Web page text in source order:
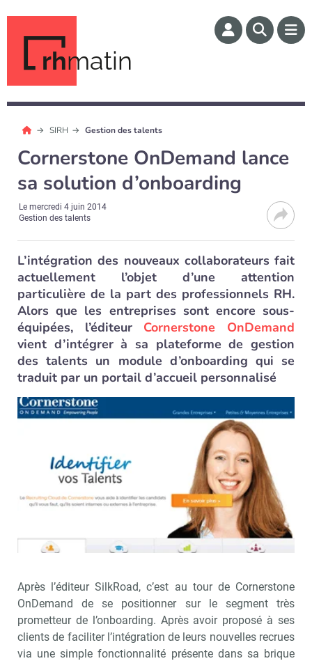
rhmatin
SIRH Gestion des talents
Cornerstone OnDemand lance
sa solution d’onboarding
Lemercredi 4 juin 2014
Gestion des talents
L’intégration des nouveaux collaborateurs fait
actuellement l’objet d’une attention
particulière de la part des professionnels RH.
Alors que les entreprises sont encore sous-
équipées, l’éditeur Cornerstone OnDemand
vient d’intégrer à sa plateforme de gestion
des talents un module d’onboarding qui se
traduit par un portail d’accueil personnalisé
Après l’éditeur SilkRoad, c’est au tour de Cornerstone
OnDemand de se positionner sur le segment très
prometteur de l’onboarding. Après avoir proposé à ses
clients de faciliter l’intégration de leurs nouvelles recrues
via une simple fonctionnalité présente dans sa brique